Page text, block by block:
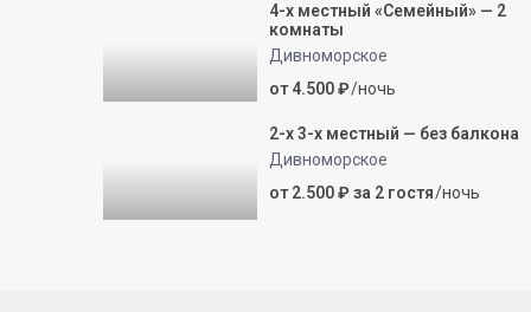
4-х местный «Семейный» — 2
комнаты
Дивноморское
от 4.500 ₽/ночь
2-х 3-х местный — без балкона
Дивноморское
от 2.500 ₽ за 2 гостя/ночь